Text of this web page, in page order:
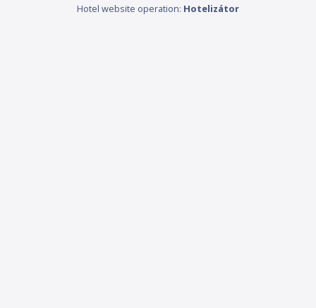
Hotel website operation: Hotelizátor